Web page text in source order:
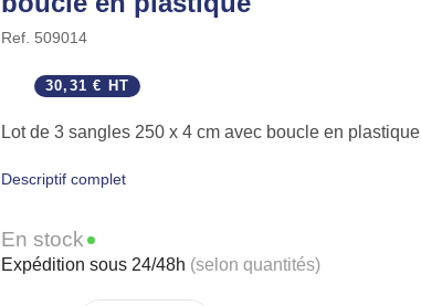
Ref. 509014
30,31 € HT
Lot de 3 sangles 250 x 4 cm avec boucle en plastique
Descriptif complet
En stock
Expédition sous 24/48h (selon quantités)